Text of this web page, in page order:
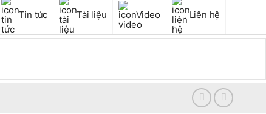
Tin tức Tài liệu Video Liên hệ